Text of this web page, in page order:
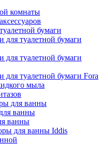
комнаты
бумаги
для туалетной бумаги
для туалетной бумаги
для туалетной бумаги Fora
мыла
для ванны
ванны
ванны
для ванны Iddis